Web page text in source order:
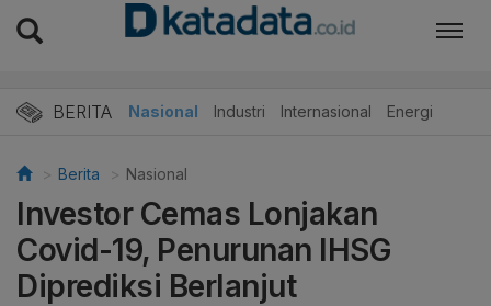
BERITA Nasional Industri Internasional Energi
Berita Nasional
Investor Cemas Lonjakan
Covid-19, Penurunan IHSG
Diprediksi Berlanjut